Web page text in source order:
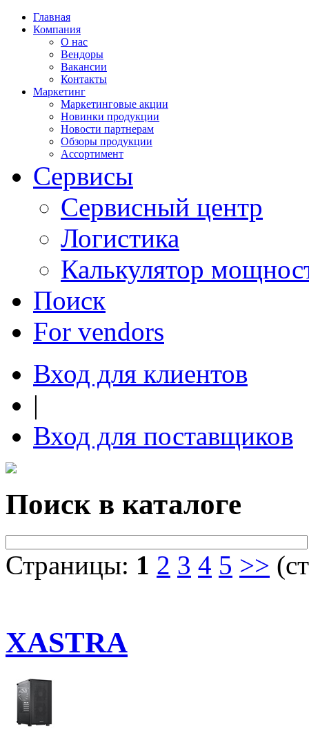
Главная
Компания
О нас
Вендоры
Вакансии
Контакты
Маркетинг
Маркетинговые акции
Новинки продукции
Новости партнерам
Обзоры продукции
Ассортимент
Сервисы
Сервисный центр
Логистика
Калькулятор
Поиск
For vendors
Вход для клиентов
|
Вход для поставщиков
Поиск в каталоге
Страницы: 1 2 3 4 5 >>
XASTRA